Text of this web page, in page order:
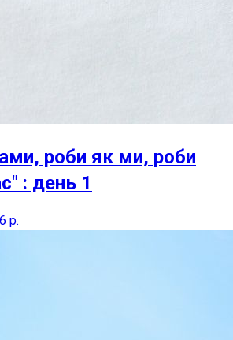
роби як ми, роби
: день 1
р.